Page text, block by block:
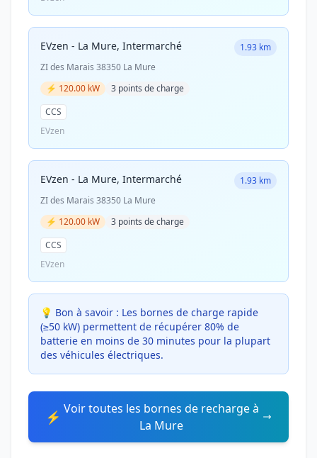
EVzen - La Mure, Intermarché
1.93 km
ZI des Marais 38350 La Mure
⚡ 120.00 kW
3 points de charge
CCS
EVzen
EVzen - La Mure, Intermarché
1.93 km
ZI des Marais 38350 La Mure
⚡ 120.00 kW
3 points de charge
CCS
EVzen
💡 Bon à savoir : Les bornes de charge rapide
(≥50 kW) permettent de récupérer 80% de
batterie en moins de 30 minutes pour la plupart
des véhicules électriques.
⚡ Voir toutes les bornes de recharge à
La Mure